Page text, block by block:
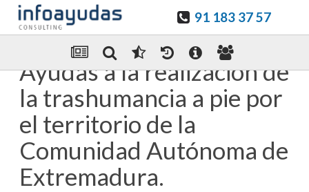
91 183 37 57
Enviar Por email
Ayudas a la realización de
la trashumancia a pie por
el territorio de la
Comunidad Autónoma de
Extremadura.